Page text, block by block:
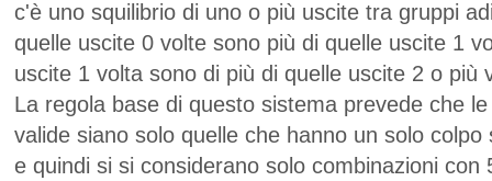
c'è uno squilibrio di uno o più uscite tra gruppi
quelle uscite 0 volte sono più di quelle uscite 1
uscite 1 volta sono di più di quelle uscite 2 o più
La regola base di questo sistema prevede che
valide siano solo quelle che hanno un solo colpo
e quindi si si considerano solo combinazioni con